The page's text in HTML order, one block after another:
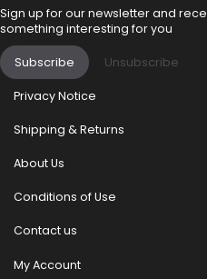
Sign up for our newsletter and
something interesting for you
Subscribe Unsubscribe
Privacy Notice
Shipping & Returns
About Us
Conditions of Use
Contact us
My Account